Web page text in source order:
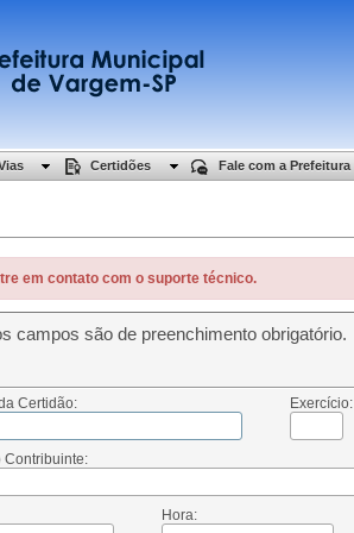
Certidões Fale com a Prefeitura
em contato com o suporte técnico.
campos são de preenchimento obrigatório.
Certidão: Exercício:
Contribuinte:
Hora: